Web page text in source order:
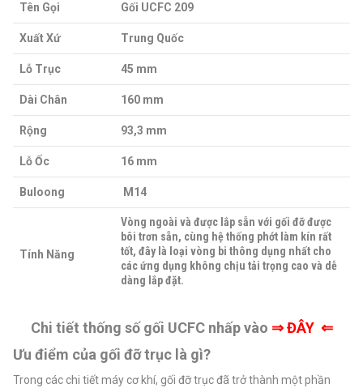
Tên Gọi Gối UCFC 209
Xuất Xứ Trung Quốc
Lỗ Trục 45 mm
Dài Chân 160 mm
Rộng 93,3 mm
Lỗ Ốc 16 mm
Buloong M14
Tính Năng
Vòng ngoài và được lắp sẵn với gối đỡ được
bôi trơn sẵn, cùng hệ thống phớt làm kín rất
tốt, đây là loại vòng bi thông dụng nhất cho
các ứng dụng không chịu tải trọng cao và dễ
dàng lắp đặt.
Chi tiết thống số gối UCFC nhấp vào ⇒ĐÂY ⇐
Ưu điểm của gối đỡ trục là gì?
Trong các chi tiết máy cơ khí, gối đỡ trục đã trở thành một phần